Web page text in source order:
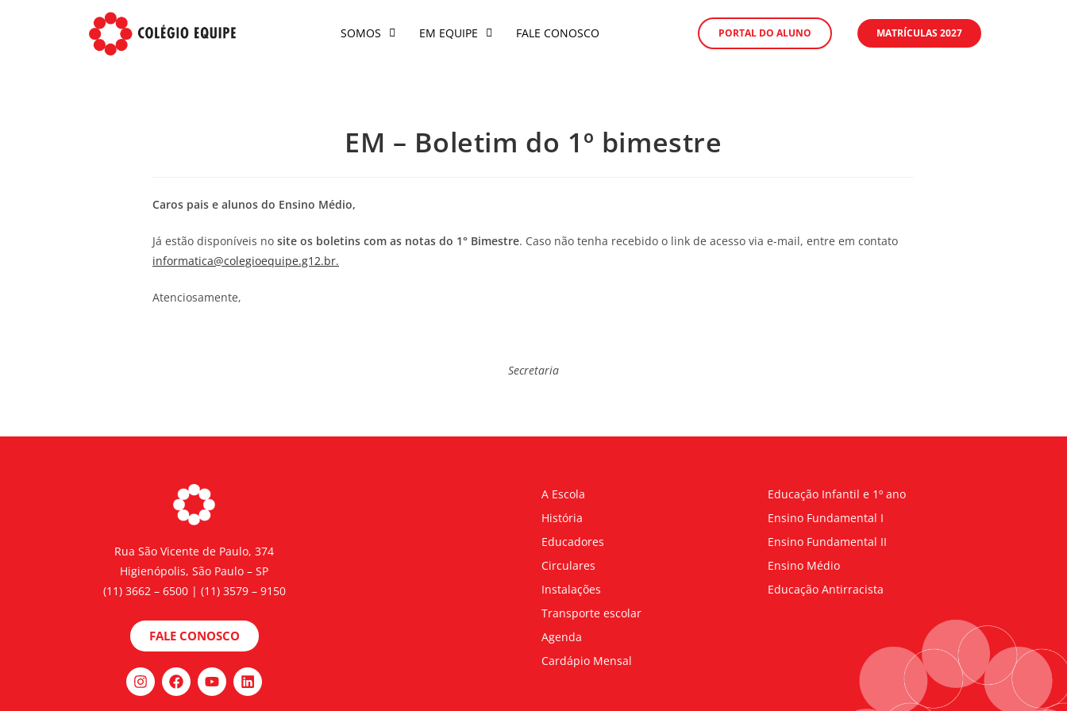
SOMOS EM EQUIPE FALE CONOSCO PORTAL DO ALUNO MATRÍCULAS 2027
EM – Boletim do 1º bimestre
Caros pais e alunos do Ensino Médio,
Já estão disponíveis no site os boletins com as notas do 1° Bimestre. Caso não tenha recebido o link de acesso via e-mail, entre em contato
informatica@colegioequipe.g12.br.
Atenciosamente,
Secretaria
Rua São Vicente de Paulo, 374
Higienópolis, São Paulo – SP
(11) 3662 – 6500 | (11) 3579 – 9150
FALE CONOSCO
A Escola
História
Educadores
Circulares
Instalações
Transporte escolar
Agenda
Cardápio Mensal
Educação Infantil e 1º ano
Ensino Fundamental I
Ensino Fundamental II
Ensino Médio
Educação Antirracista